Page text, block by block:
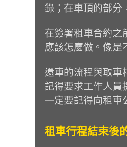
錄；在車頂的部分
在簽署租車合約之
應該怎麼做。像是
還車的流程與取車
記得要求工作人員
一定要記得向租車
租車行程結束後